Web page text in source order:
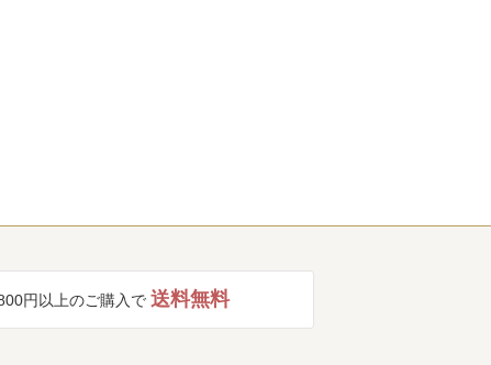
円以上のご購入で 送料無料